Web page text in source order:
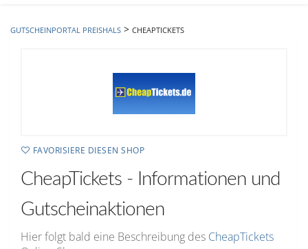
GUTSCHEINPORTAL PREISHALS > CHEAPTICKETS
FAVORISIERE DIESEN SHOP
CheapTickets - Informationen und
Gutscheinaktionen
Hier folgt bald eine Beschreibung des CheapTickets